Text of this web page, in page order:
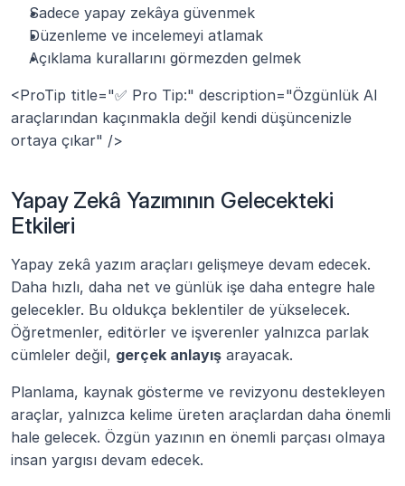
Sadece yapay zekâya güvenmek
Düzenleme ve incelemeyi atlamak
Açıklama kurallarını görmezden gelmek
<ProTip title="✅ Pro Tip:" description="Özgünlük AI
araçlarından kaçınmakla değil kendi düşüncenizle
ortaya çıkar" />
Yapay Zekâ Yazımının Gelecekteki
Etkileri
Yapay zekâ yazım araçları gelişmeye devam edecek.
Daha hızlı, daha net ve günlük işe daha entegre hale
gelecekler. Bu oldukça beklentiler de yükselecek.
Öğretmenler, editörler ve işverenler yalnızca parlak
cümleler değil, gerçek anlayış arayacak.
Planlama, kaynak gösterme ve revizyonu destekleyen
araçlar, yalnızca kelime üreten araçlardan daha önemli
hale gelecek. Özgün yazının en önemli parçası olmaya
insan yargısı devam edecek.